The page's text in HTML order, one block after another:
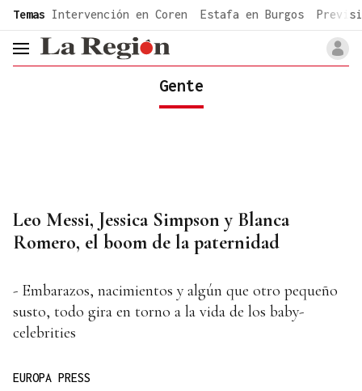
common.go-to-content
Temas Intervención en Coren Estafa en Burgos
header.menu.open
Gente
Leo Messi, Jessica Simpson y Blanca
Romero, el boom de la paternidad
- Embarazos, nacimientos y algún que otro pequeño
susto, todo gira en torno a la vida de los baby-
celebrities
EUROPA PRESS